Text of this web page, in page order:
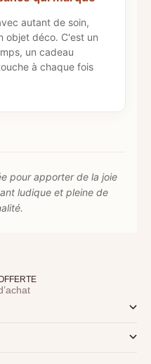
autant de soin,
objet déco. C'est un
un cadeau
à chaque fois
pour apporter de la joie
ludique et pleine de